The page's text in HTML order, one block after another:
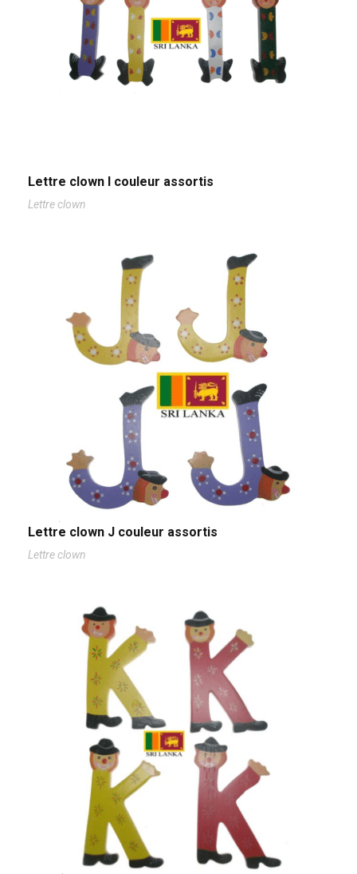
Lettre clown I couleur assortis
Lettre clown
Lettre clown J couleur assortis
Lettre clown